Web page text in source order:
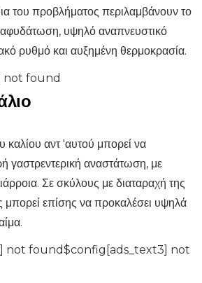
του προβλήματος περιλαμβάνουν το
υψηλό αναπνευστικό
ρυθμό και αυξημένη θερμοκρασία.
not found
καλίου αντ 'αυτού μπορεί να
γαστρεντερική αναστάτωση, με
Σε σκύλους με διαταραχή της
μπορεί επίσης να προκαλέσει υψηλά
not found$config[ads_text3] not